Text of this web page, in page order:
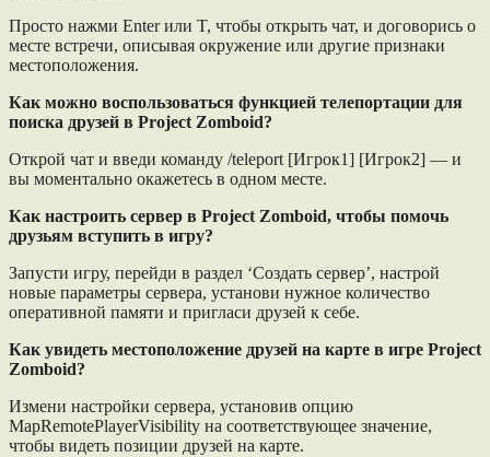
Просто нажми Enter или T, чтобы открыть чат, и договорись о
месте встречи, описывая окружение или другие признаки
местоположения.
Как можно воспользоваться функцией телепортации для
поиска друзей в Project Zomboid?
Открой чат и введи команду /teleport [Игрок1] [Игрок2] — и
вы моментально окажетесь в одном месте.
Как настроить сервер в Project Zomboid, чтобы помочь
друзьям вступить в игру?
Запусти игру, перейди в раздел ‘Создать сервер’, настрой
новые параметры сервера, установи нужное количество
оперативной памяти и пригласи друзей к себе.
Как увидеть местоположение друзей на карте в игре Project
Zomboid?
Измени настройки сервера, установив опцию
MapRemotePlayerVisibility на соответствующее значение,
чтобы видеть позиции друзей на карте.